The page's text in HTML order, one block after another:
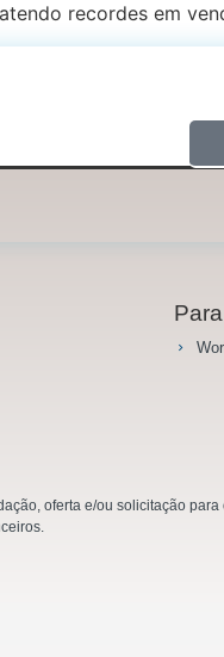
recordes em
oferta e/ou solicitação